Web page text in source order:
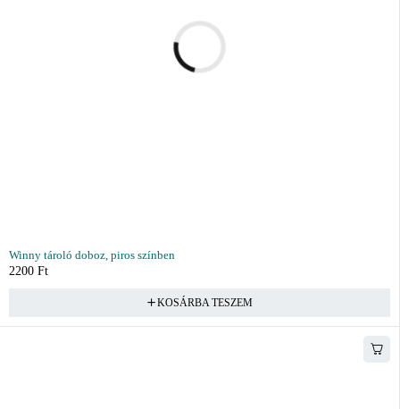
Winny tároló doboz, piros színben
2200 Ft
KOSÁRBA TESZEM